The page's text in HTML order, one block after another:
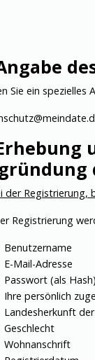
Sie ein spezielles
der Registrierung,
Registrierung
Benutzername
E-Mail-Adresse
Passwort (als Hash)
Ihre persönlich
Landesherkunft
Geschlecht
Wohnanschrift